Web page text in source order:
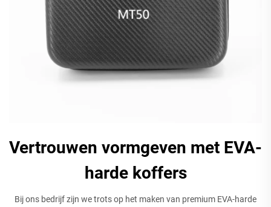
Vertrouwen vormgeven met EVA-
harde koffers
Bij ons bedrijf zijn we trots op het maken van premium EVA-harde